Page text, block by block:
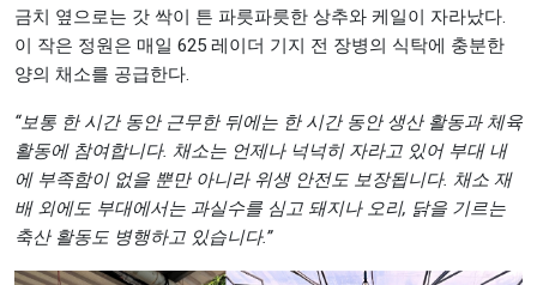
금치 옆으로는 갓 싹이 튼 파릇파릇한 상추와 케일이 자라났다.
이 작은 정원은 매일 625 레이더 기지 전 장병의 식탁에 충분한
양의 채소를 공급한다.
“보통 한 시간 동안 근무한 뒤에는 한 시간 동안 생산 활동과 체육
활동에 참여합니다. 채소는 언제나 넉넉히 자라고 있어 부대 내
에 부족함이 없을 뿐만 아니라 위생 안전도 보장됩니다. 채소 재
배 외에도 부대에서는 과실수를 심고 돼지나 오리, 닭을 기르는
축산 활동도 병행하고 있습니다.”